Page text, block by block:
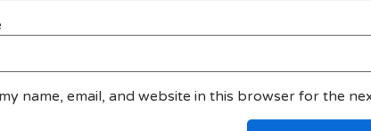
name, email, and website in this browser for the